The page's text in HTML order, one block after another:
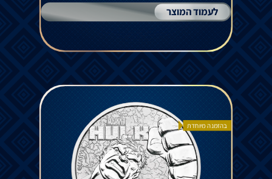
לעמוד המוצר
בהזמנה מיוחדת